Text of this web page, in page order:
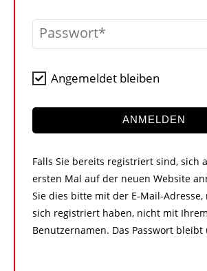
KRAN & BÜHNE
KONTAKT
Passwort
Angemeldet bleiben
ANMELDEN
Falls Sie bereits registriert sind, sich
ersten Mal auf der neuen Website
Sie dies bitte mit der E-Mail-Adresse,
sich registriert haben, nicht mit
Benutzernamen. Das Passwort